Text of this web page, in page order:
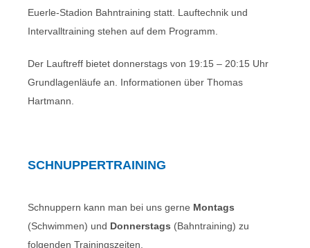
Euerle-Stadion Bahntraining statt. Lauftechnik und
Intervalltraining stehen auf dem Programm.
Der Lauftreff bietet donnerstags von 19:15 – 20:15 Uhr
Grundlagenläufe an. Informationen über Thomas
Hartmann.
SCHNUPPERTRAINING
Schnuppern kann man bei uns gerne Montags
(Schwimmen) und Donnerstags (Bahntraining) zu
folgenden Trainingszeiten.